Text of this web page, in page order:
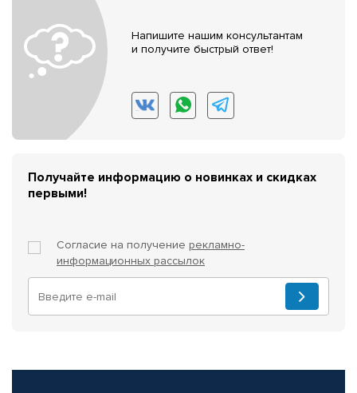
Напишите нашим консультантам
и получите быстрый ответ!
Получайте информацию о новинках и скидках
первыми!
Согласие на получение рекламно-
информационных рассылок